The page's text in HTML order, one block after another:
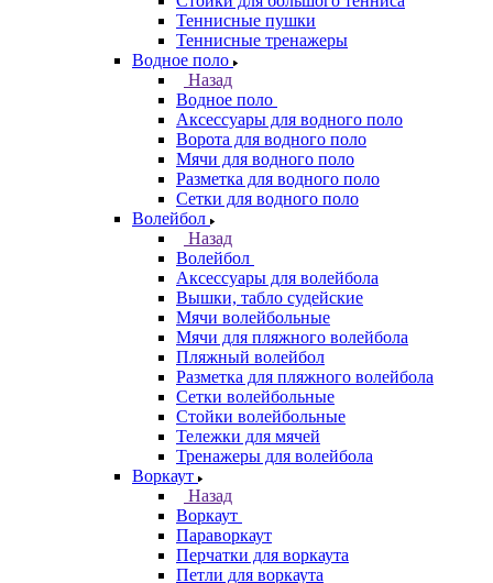
Теннисные пушки
Теннисные тренажеры
Водное поло
Назад
Водное поло
Аксессуары для водного поло
Ворота для водного поло
Мячи для водного поло
Разметка для водного поло
Сетки для водного поло
Волейбол
Назад
Волейбол
Аксессуары для волейбола
Вышки, табло судейские
Мячи волейбольные
Мячи для пляжного волейбола
Пляжный волейбол
Разметка для пляжного волейбола
Сетки волейбольные
Стойки волейбольные
Тележки для мячей
Тренажеры для волейбола
Воркаут
Назад
Воркаут
Параворкаут
Перчатки для воркаута
Петли для воркаута